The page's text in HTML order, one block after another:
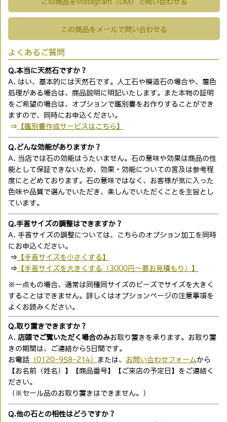
この商品をInstagram（DM）で問い合わせる
この商品をメールで問い合わせる
よくあるご質問
Q.本当に天然石ですか？
A. はい、基本的には天然石です。人工石や模造石の場合や、着色
処理がある場合は、商品説明に明記いたします。また本物の証明
をご希望の場合は、オプションで鑑別書をお作りすることができ
ますので、同時にお申込ください。
⇒ 【鑑別書作成サービスはこちら】
Q.どんな効能がありますか？
A. 当店では石の効能はうたいません。石の意味や効果は商品の性
能として保証できないため、効果・効能についての言及は参考程
度にとどめております。石の意味ではなく、お客様が気に入った
色味や品質で選んでいただき、楽しんでいただくことを主旨とし
ています。
Q.手首サイズの調整はできますか？
A. 手首サイズの調整については、こちらのオプション加工を同時
にお申込ください。
⇒ 【手首サイズを小さくする】
⇒ 【手首サイズを大きくする（3000円〜要お見積もり）】
※一点もの場合、通常は同種同サイズのビーズでサイズを大きく
することはできません。詳しくはオプションページの注意事項を
よくお読みください。
Q.取り置きできますか？
A. 店頭でご覧いただく場合のみお取り置きを承ります。お取り置
きの期間は、ご連絡から5日間です。
お電話（0120-958-214） または、 お問い合わせフォーム から
【お名前（姓名）】【商品番号】【ご来店の予定日】をご連絡く
ださい。
（※セール品のお取り置きはできません。）
Q.他の石との相性はどうですか？